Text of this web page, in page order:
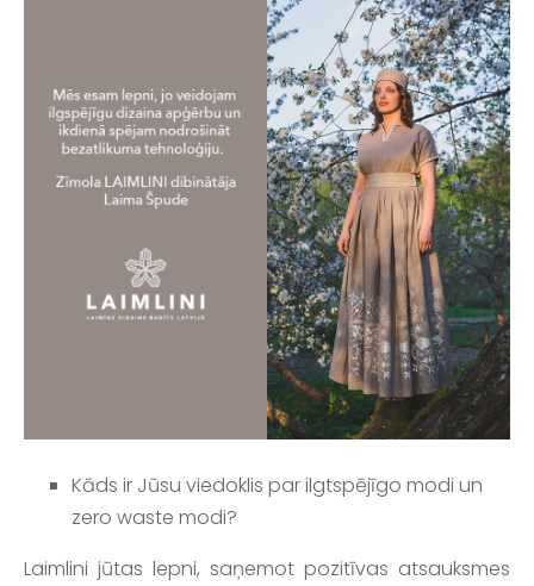
Kāds ir Jūsu viedoklis par ilgtspējīgo modi un
zero waste modi?
Laimlini jūtas lepni, saņemot pozitīvas atsauksmes